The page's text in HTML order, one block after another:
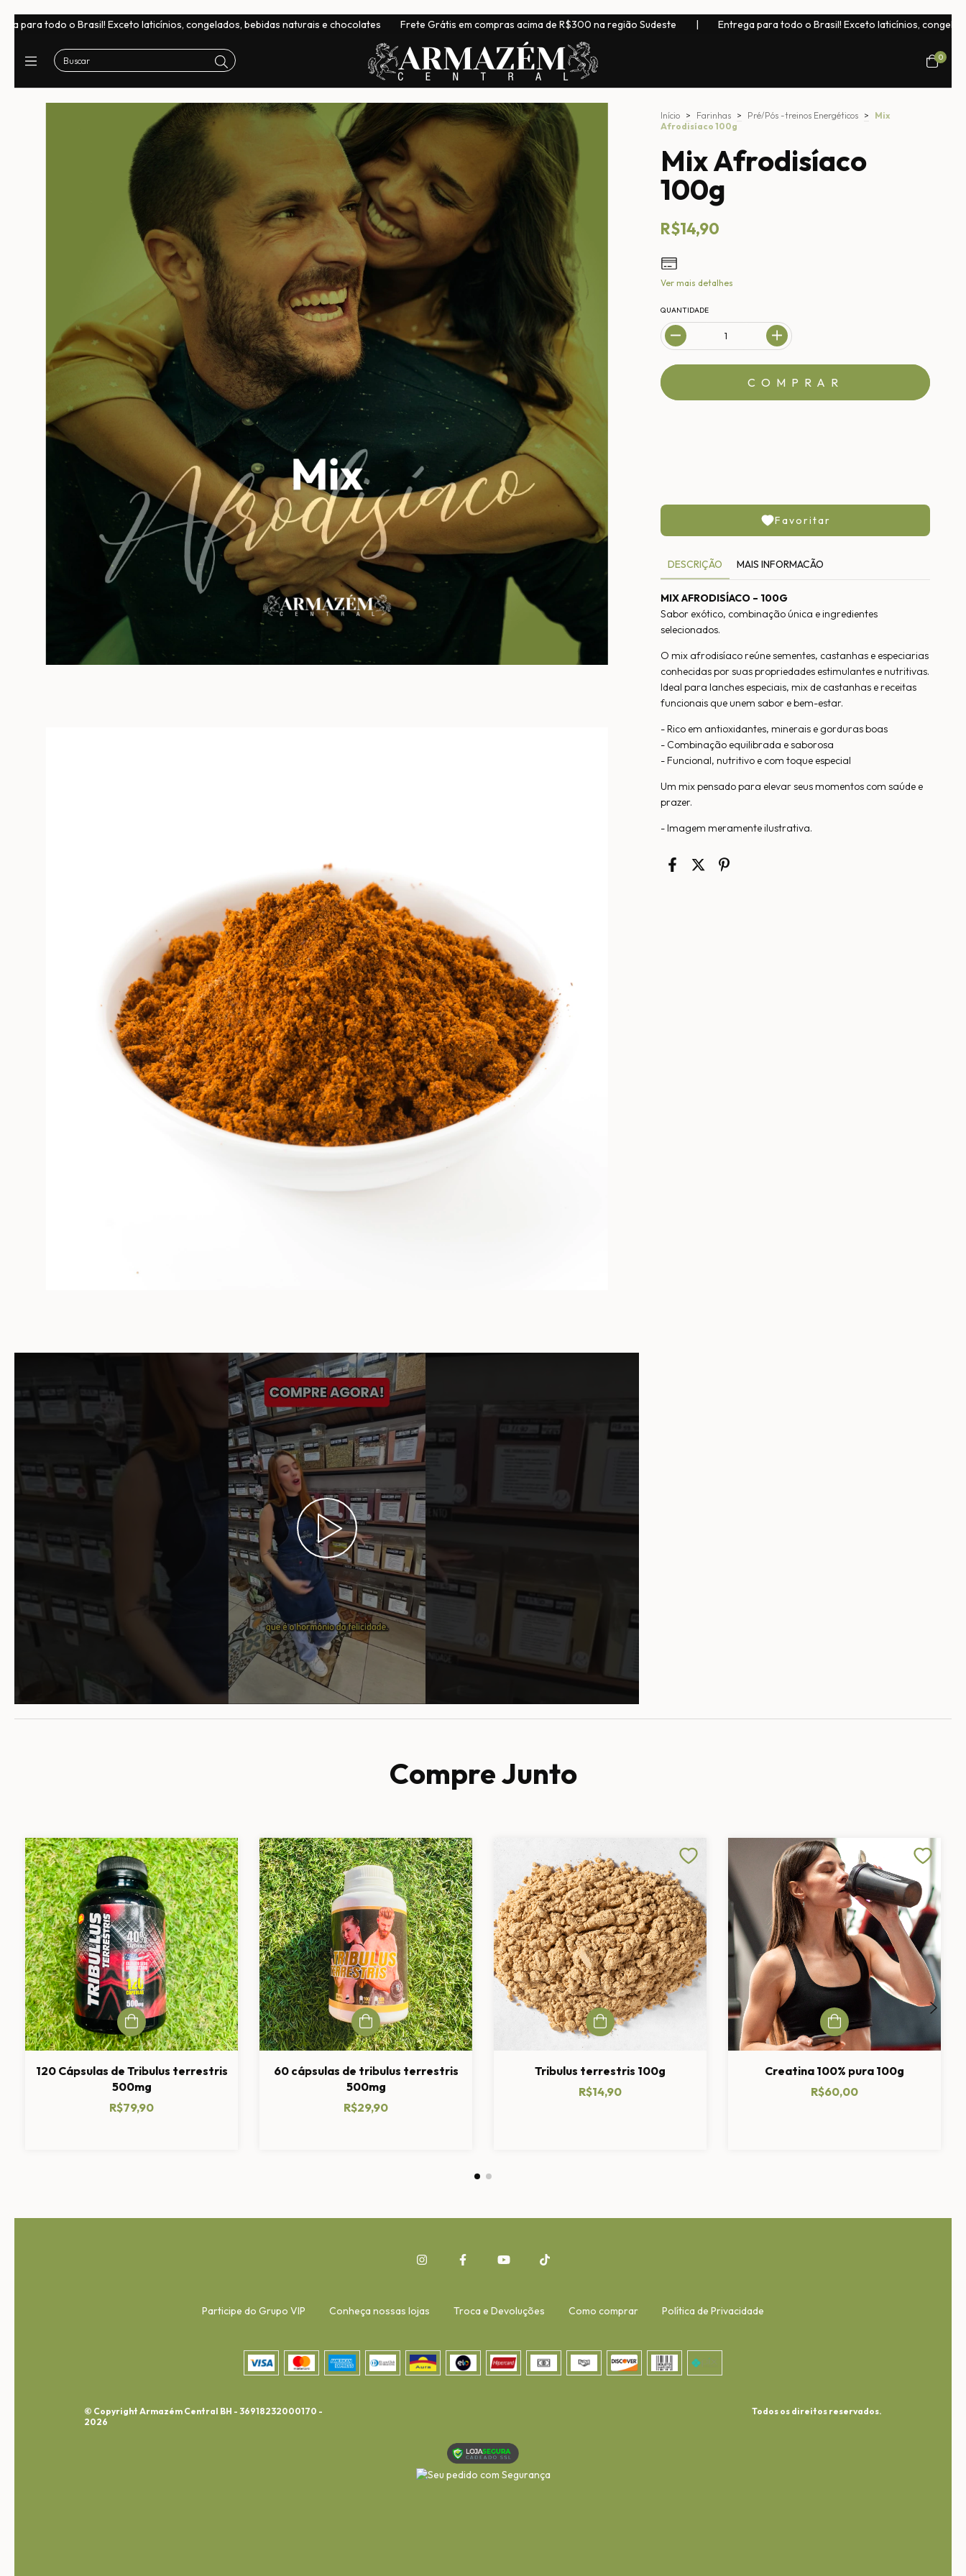
Exceto laticínios, congelados, bebidas naturais e chocolates Frete Grátis em compras acima de R$300 na região Sudeste | Entrega para todo o Brasil! Exceto laticínios, congelados, bebidas
0
Início > Farinhas > Pré/Pós -treinos Energéticos >
Mix
Afrodisíaco 100g
Mix Afrodisíaco
100g
R$14,90
Ver mais detalhes
QUANTIDADE
Favoritar
DESCRIÇÃO MAIS INFORMACÃO
MIX AFRODISÍACO – 100G
Sabor exótico, combinação única e ingredientes
selecionados.
O mix afrodisíaco reúne sementes, castanhas e especiarias
conhecidas por suas propriedades estimulantes e nutritivas.
Ideal para lanches especiais, mix de castanhas e receitas
funcionais que unem sabor e bem-estar.
- Rico em antioxidantes, minerais e gorduras boas
- Combinação equilibrada e saborosa
- Funcional, nutritivo e com toque especial
Um mix pensado para elevar seus momentos com saúde e
prazer.
- Imagem meramente ilustrativa.
Compre Junto
120 Cápsulas de Tribulus terrestris
500mg
R$79,90
60 cápsulas de tribulus terrestris
500mg
R$29,90
Tribulus terrestris 100g
R$14,90
Creatina 100% pura 100g
R$60,00
Participe do Grupo VIP Conheça nossas lojas Troca e Devoluções Como comprar Política de Privacidade
© Copyright Armazém Central BH - 36918232000170 -
2026
Todos os direitos reservados.